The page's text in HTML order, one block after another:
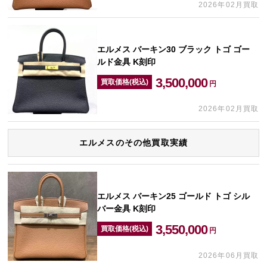
2026年02月買取
エルメス バーキン30 ブラック トゴ ゴー
ルド金具 K刻印
買取価格(税込) 3,500,000 円
2026年02月買取
エルメスのその他買取実績
エルメス バーキン25 ゴールド トゴ シル
バー金具 K刻印
買取価格(税込) 3,550,000 円
2026年06月買取